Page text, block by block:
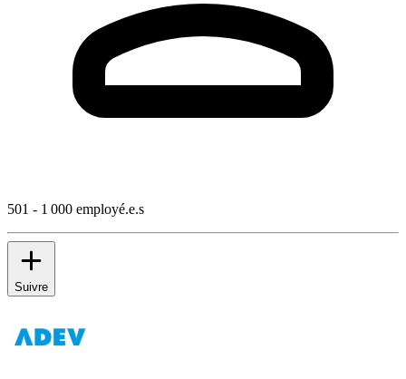
501 - 1 000 employé.e.s
Suivre